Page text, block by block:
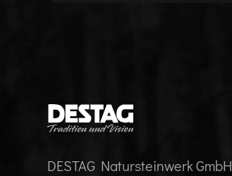
DESTAG Natursteinwerk GmbH